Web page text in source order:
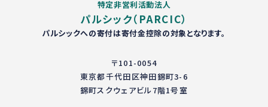
特定非営利活動法人
パルシック（PARCIC）
パルシックへの寄付は寄付金控除の対象となります。
〒101-0054
東京都千代田区神田錦町3-6
錦町スクウェアビル7階1号室